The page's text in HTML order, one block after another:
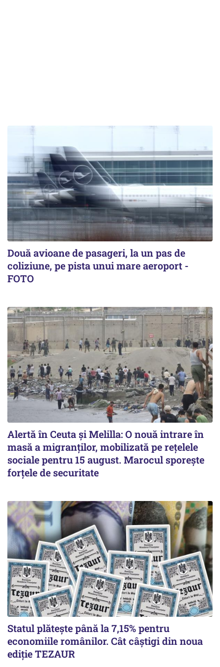
Două avioane de pasageri, la un pas de
coliziune, pe pista unui mare aeroport -
FOTO
Alertă în Ceuta și Melilla: O nouă intrare în
masă a migranților, mobilizată pe rețelele
sociale pentru 15 august. Marocul sporește
forțele de securitate
Statul plătește până la 7,15% pentru
economiile românilor. Cât câștigi din noua
ediție TEZAUR